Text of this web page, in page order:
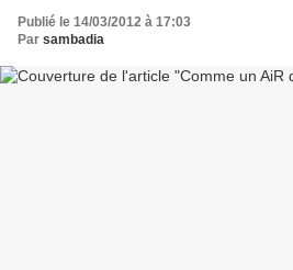
Publié le 14/03/2012 à 17:03
Par sambadia